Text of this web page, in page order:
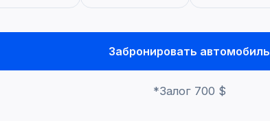
Забронировать автомобиль
*Залог 700 $